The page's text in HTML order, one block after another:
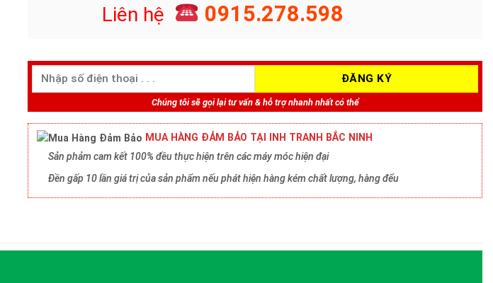
Liên hệ 0915.278.598
Chúng tôi sẽ gọi lại tư vấn & hỗ trợ nhanh nhất có thể
MUA HÀNG ĐẢM BẢO TẠI INH TRANH BẮC NINH
Sản phảm cam kết 100% đều thực hiện trên các máy móc hiện đại
Đền gấp 10 lần giá trị của sản phẩm nếu phát hiện hàng kém chất lượng, hàng đểu